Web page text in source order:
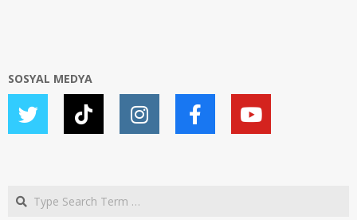
SOSYAL MEDYA
Search